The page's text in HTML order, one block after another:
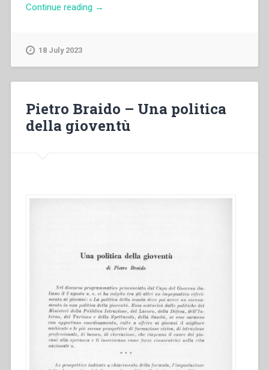
Continue reading “Pietro
→
18 July 2023
Pietro Braido – Una politica
della gioventù